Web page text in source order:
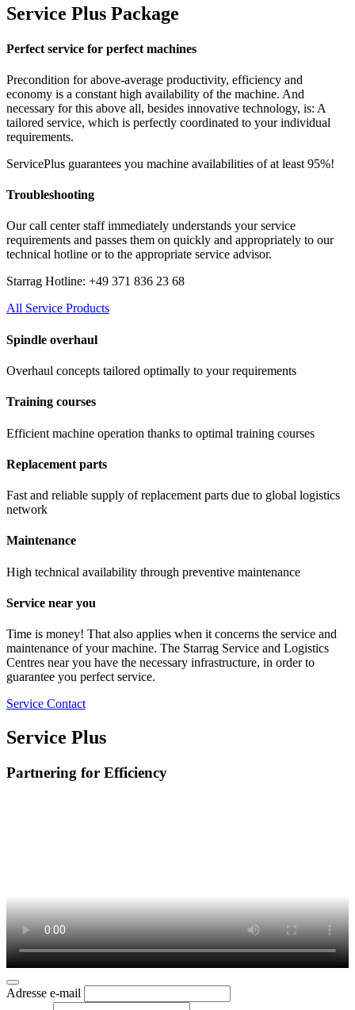
Service Plus Package
Perfect service for perfect machines
Precondition for above-average productivity, efficiency and
economy is a constant high availability of the machine. And
necessary for this above all, besides innovative technology, is: A
tailored service, which is perfectly coordinated to your individual
requirements.
ServicePlus guarantees you machine availabilities of at least 95%!
Troubleshooting
Our call center staff immediately understands your service
requirements and passes them on quickly and appropriately to our
technical hotline or to the appropriate service advisor.
Starrag Hotline: +49 371 836 23 68
All Service Products
Spindle overhaul
Overhaul concepts tailored optimally to your requirements
Training courses
Efficient machine operation thanks to optimal training courses
Replacement parts
Fast and reliable supply of replacement parts due to global logistics
network
Maintenance
High technical availability through preventive maintenance
Service near you
Time is money! That also applies when it concerns the service and
maintenance of your machine. The Starrag Service and Logistics
Centres near you have the necessary infrastructure, in order to
guarantee you perfect service.
Service Contact
Service Plus
Partnering for Efficiency
Adresse e-mail